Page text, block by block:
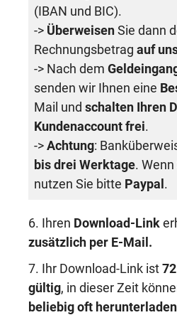
(IBAN und BIC).
-> Überweisen Sie dann
Rechnungsbetrag auf
-> Nach dem
senden wir Ihnen eine
Mail und schalten Ihren
Kundenaccount frei.
-> Achtung:
bis drei Werktage.
nutzen Sie bitte Paypal .
6. Ihren Download-Link
zusätzlich per E-Mail.
7. Ihr Download-Link ist
gültig, in dieser Zeit
beliebig oft herunterladen